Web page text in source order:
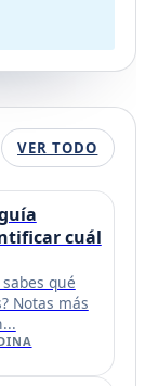
VER TODO
cuál
qué
Notas más